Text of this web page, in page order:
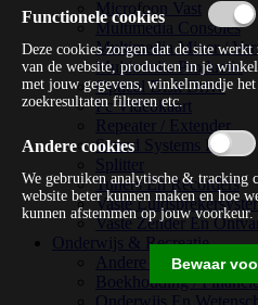
Microfoon Vast
Multimedia Consoles
Multimedia Mixer /
Multimedia Productie
Optical Disk Drive
Pc Videokaart
Repeater / Extender
Sound Systems Hi-fi
Splitter
Tuners En Recorders
Vaste
Vaste Zender En
Onderwijs & Recreatie
Andere
Boekhouding /
Functionele cookies
Deze cookies zorgen dat de site
van de website, producten in je
met jouw gegevens, winkelmandje
zoekresultaten filteren etc.
Andere cookies
We gebruiken analytische & tracking
website beter kunnen maken en hoe
kunnen afstemmen op jouw voorkeur.
Bewaar